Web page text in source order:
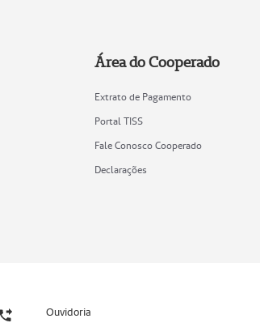
Área do Cooperado
Extrato de Pagamento
Portal TISS
Fale Conosco Cooperado
Declarações
Ouvidoria